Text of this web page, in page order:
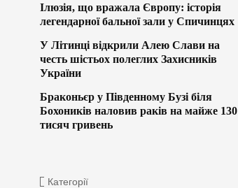
Ілюзія, що вражала Європу: історія
легендарної бальної зали у Спичинцях
У Літинці відкрили Алею Слави на
честь шістьох полеглих Захисників
України
Браконьєр у Південному Бузі біля
Бохоників наловив раків на майже 130
тисяч гривень
Категорії